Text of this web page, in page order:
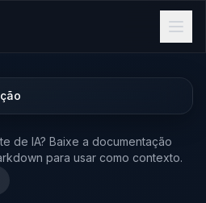
de IA? Baixe a documentação
para usar como contexto.